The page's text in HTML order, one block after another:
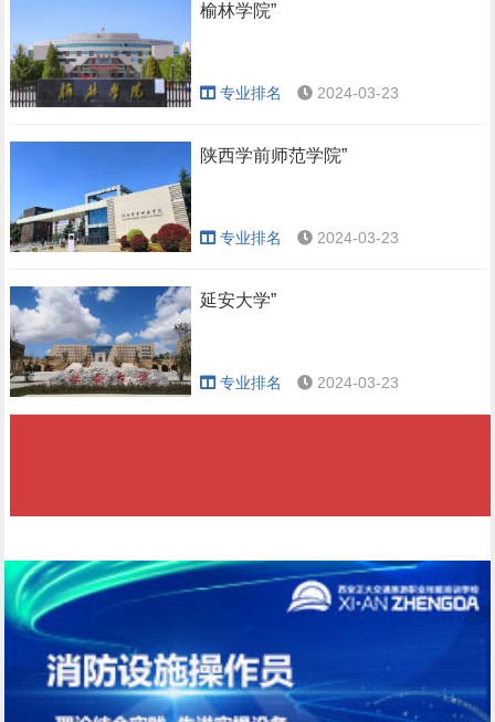
榆林学院”
专业排名 2024-03-23
陕西学前师范学院”
专业排名 2024-03-23
延安大学”
专业排名 2024-03-23